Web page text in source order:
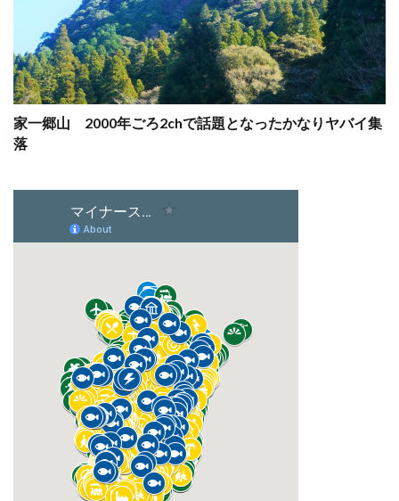
家一郷山 2000年ごろ2chで話題となったかなりヤバイ集
落